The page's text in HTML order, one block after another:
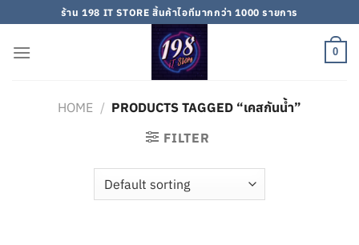
to
content
ร้าน 198 IT STORE สิ้นค้าไอทีมากกว่า 1000 รายการ
0
HOME / PRODUCTS TAGGED “เคสกันน้ำ”
FILTER